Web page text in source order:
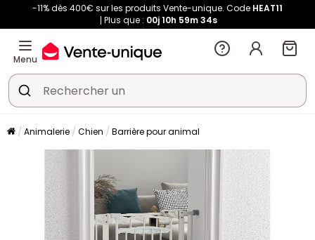
-11% dès 400€ sur les produits Vente-unique. Code HEAT11
Plus que : 00j 10h 59m 33s
Menu
Animalerie Chien Barrière pour animal